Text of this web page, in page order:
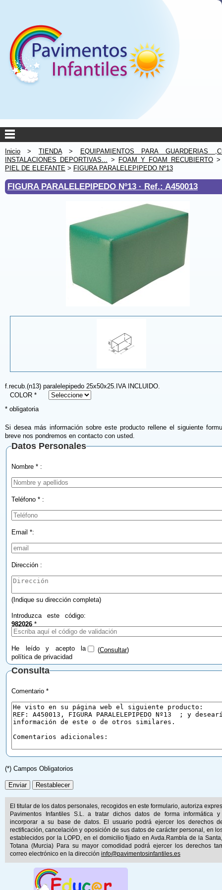
Inicio > TIENDA>
EQUIPAMIENTOS PARA GUARDERIAS
INSTALACIONES DEPORTIVAS... > FOAM Y FOAM RECUBIERTO
PIEL DE ELEFANTE > FIGURA PARALELEPIPEDO Nº13
FIGURA PARALELEPIPEDO Nº13 · Ref.: A450013
f.recub.(n13) paralelepipedo 25x50x25.IVA INCLUIDO.
COLOR *
* obligatoria
Si desea más información sobre este producto rellene el siguiente
breve nos pondremos en contacto con usted.
Datos Personales
Nombre * :
Teléfono * :
Email *:
Dirección :
(Indique su dirección completa)
Introduzca este código:
982026 *
He leído y acepto la
política de privacidad
(Consultar)
Consulta
Comentario *
(*) Campos Obligatorios
El titular de los datos personales, recogidos en este formulario, autoriza
Pavimentos Infantiles S.L. a tratar dichos datos de forma informática y
incorporar a su base de datos. El usuario podrá ejercer los derechos
rectificación, cancelación y oposición de sus datos de carácter personal, en
establecidos por la LOPD, en el domicilio fijado en Avda.Rambla de la
Totana (Murcia) Para su mayor comodidad podrá ejercer los derechos
correo electrónico en la dirección info@pavimentosinfantiles.es